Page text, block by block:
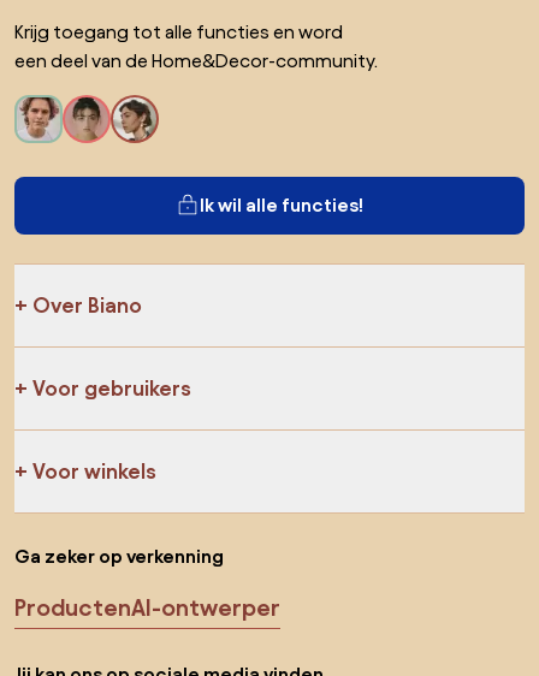
Krijg toegang tot alle functies en word
een deel van de Home&Decor-community.
Ik wil alle functies!
Over Biano
Voor gebruikers
Voor winkels
Ga zeker op verkenning
ProductenAI-ontwerper